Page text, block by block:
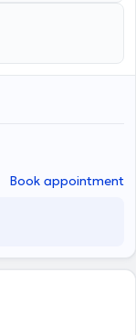
Book appointment